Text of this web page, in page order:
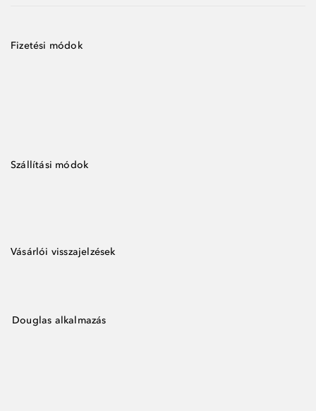
Fizetési módok
Szállítási módok
Vásárlói visszajelzések
Douglas alkalmazás